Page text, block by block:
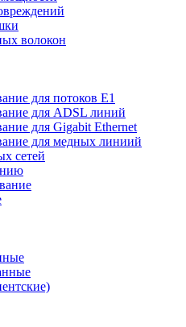
волокон
для потоков Е1
для ADSL линий
для Gigabit Ethernet
для медных линиий
сетей